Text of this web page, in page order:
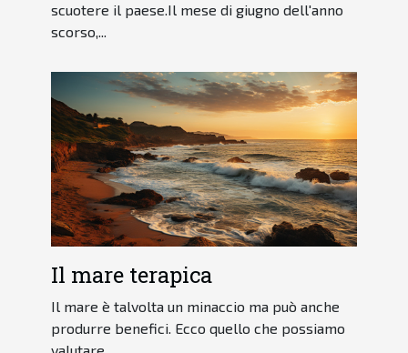
scuotere il paese.Il mese di giugno dell'anno
scorso,...
Il mare terapica
Il mare è talvolta un minaccio ma può anche
produrre benefici. Ecco quello che possiamo